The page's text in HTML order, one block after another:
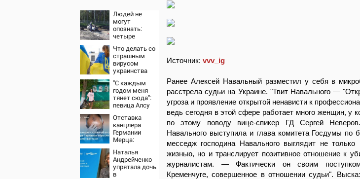
Людей не
могут
опознать:
четыре
сгорели
заживо в
страшном
ДТП на трассе
07/08/2026 –
Новости
Что делать со
страшным
вирусом
украинства
"С каждым
годом меня
тянет сюда":
певица Алсу
татарскую
деревню, где
прошло ее
детство
07/08/2026 –
Новости
Отставка
канцлера
Германии
Мерца:
новости на 7
августа 2026 и
прогнозы
Наталья
Андрейченко
упрятала дочь
в
Источник: vvv_ig
Ранее Алексей Навальный разместил у себя в
расстрела судьи на Украине. "Твит Навального —
угроза и проявление открытой ненависти к
ведь сегодня в этой сфере работает много женщин, у
по этому поводу вице-спикер ГД Сергей
Навального выступила и глава комитета Госдумы по
месседж господина Навального выглядит не только
жизнью, но и транслирует позитивное отношение к
журналистам. — Фактически он своим
Кременчуге, совершенное в отношении судьи".